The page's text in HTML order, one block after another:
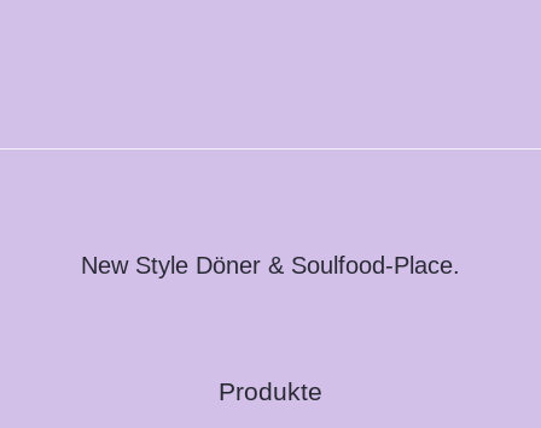
New Style Döner & Soulfood-Place.
Produkte